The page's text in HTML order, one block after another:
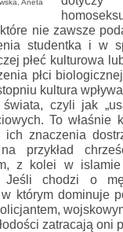
Aneta
nie zawsze
studentka i w
płeć kulturowa
płci
kultura
czyli jak
To właśnie
znaczenia
przykład
z kolei w
chodzi o
którym dominuje
zatracają oni